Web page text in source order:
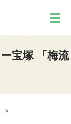
宝塚 「梅流